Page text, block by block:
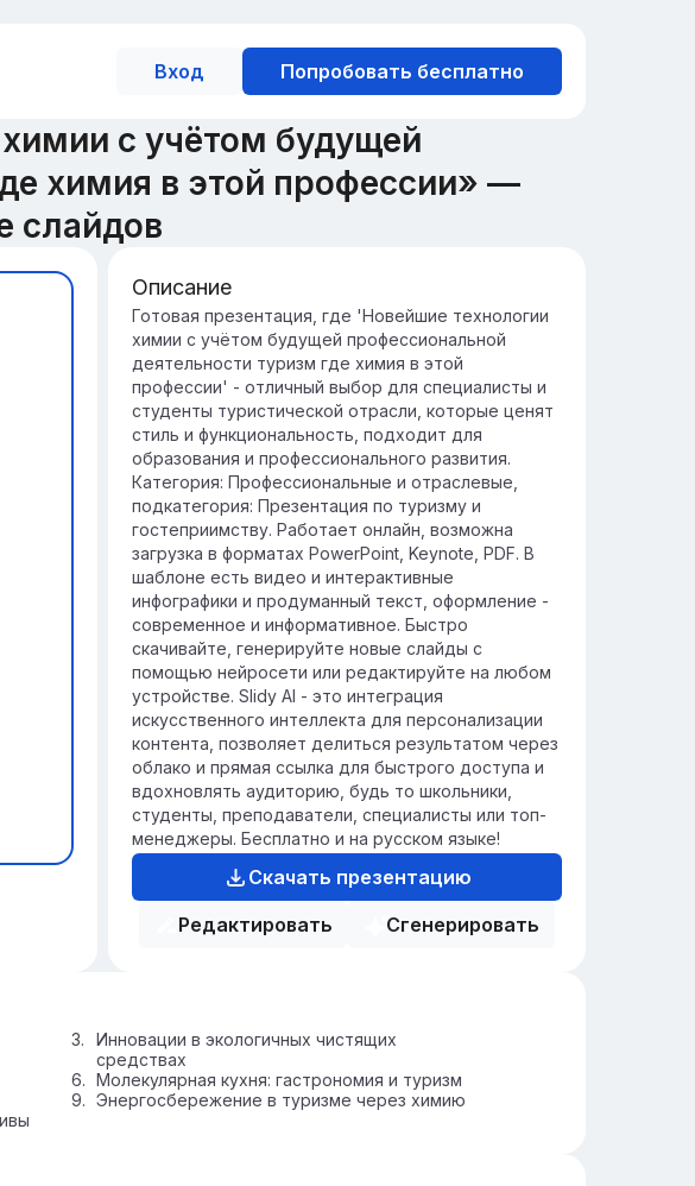
Вход Попробовать бесплатно
с учётом будущей
химия в этой профессии» —
слайдов
Роль химии в туризме и технологии
Химия играет ключевую роль в улучшении
туристического опыта, от создания новых
материалов до экологически чистых
решений.
Современные технологии и химические
инновации помогают развивать устойчивый
туризм, минимизируя воздействие на
окружающую среду.
Описание
Готовая презентация, где 'Новейшие технологии
химии с учётом будущей профессиональной
деятельности туризм где химия в этой
профессии' - отличный выбор для специалисты и
студенты туристической отрасли, которые ценят
стиль и функциональность, подходит для
образования и профессионального развития.
Категория: Профессиональные и отраслевые,
подкатегория: Презентация по туризму и
гостеприимству. Работает онлайн, возможна
загрузка в форматах PowerPoint, Keynote, PDF. В
шаблоне есть видео и интерактивные
инфографики и продуманный текст, оформление -
современное и информативное. Быстро
скачивайте, генерируйте новые слайды с
помощью нейросети или редактируйте на любом
устройстве. Slidy AI - это интеграция
искусственного интеллекта для персонализации
контента, позволяет делиться результатом через
облако и прямая ссылка для быстрого доступа и
вдохновлять аудиторию, будь то школьники,
студенты, преподаватели, специалисты или топ-
менеджеры. Бесплатно и на русском языке!
Скачать презентацию
Редактировать
Сгенерировать
Инновации в экологичных чистящих
средствах
Молекулярная кухня: гастрономия и туризм
Энергосбережение в туризме через химию